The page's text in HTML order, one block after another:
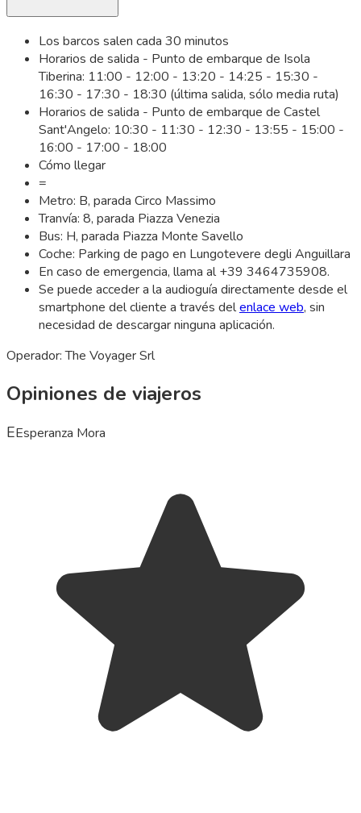
Los barcos salen cada 30 minutos
Horarios de salida - Punto de embarque de Isola
Tiberina: 11:00 - 12:00 - 13:20 - 14:25 - 15:30 -
16:30 - 17:30 - 18:30 (última salida, sólo media ruta)
Horarios de salida - Punto de embarque de Castel
Sant'Angelo: 10:30 - 11:30 - 12:30 - 13:55 - 15:00 -
16:00 - 17:00 - 18:00
Cómo llegar
=
Metro: B, parada Circo Massimo
Tranvía: 8, parada Piazza Venezia
Bus: H, parada Piazza Monte Savello
Coche: Parking de pago en Lungotevere degli Anguillara
En caso de emergencia, llama al +39 3464735908.
Se puede acceder a la audioguía directamente desde el
smartphone del cliente a través delenlace web, sin
necesidad de descargar ninguna aplicación.
Operador: The Voyager Srl
Opiniones de viajeros
EEsperanza Mora